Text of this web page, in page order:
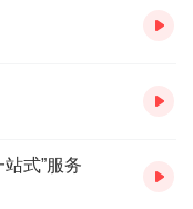
市管理理念的转变
学决策。在这个过程
正实现交通系统的智
位市民都能享受到畅通
式”服务